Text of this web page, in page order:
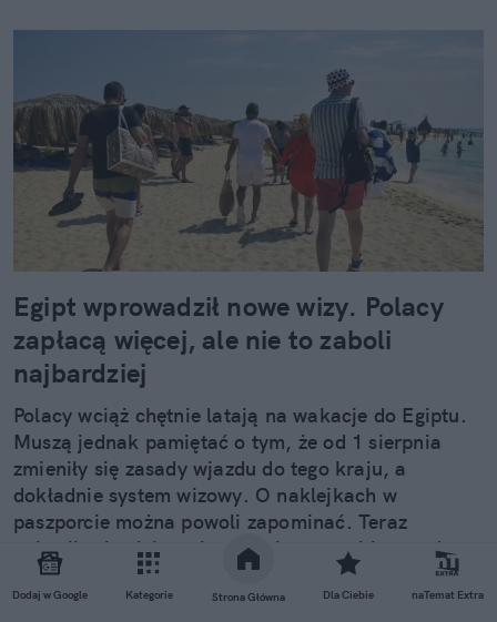
Dodaj w Google Kategorie Strona Główna Dla Ciebie naTemat Extra
Egipt wprowadził nowe wizy. Polacy
zapłacą więcej, ale nie to zaboli
najbardziej
Polacy wciąż chętnie latają na wakacje do Egiptu.
Muszą jednak pamiętać o tym, że od 1 sierpnia
zmieniły się zasady wjazdu do tego kraju, a
dokładnie system wizowy. O naklejkach w
paszporcie można powoli zapominać. Teraz
pojawiły się elektroniczne dokumenty i inne opłaty.
Nowe zasady mogą też utrudnić wczasy all
inclusive naszym turystom.